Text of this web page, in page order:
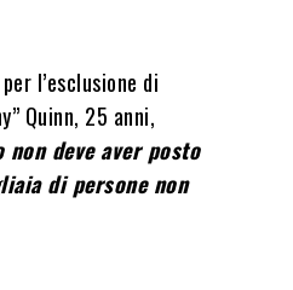
l’esclusione di
Quinn, 25 anni,
deve aver posto
di persone non